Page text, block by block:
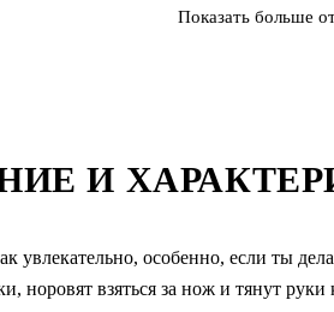
И
увлекательно, особенно, если ты
норовят взяться за нож и тянут
Показать больше